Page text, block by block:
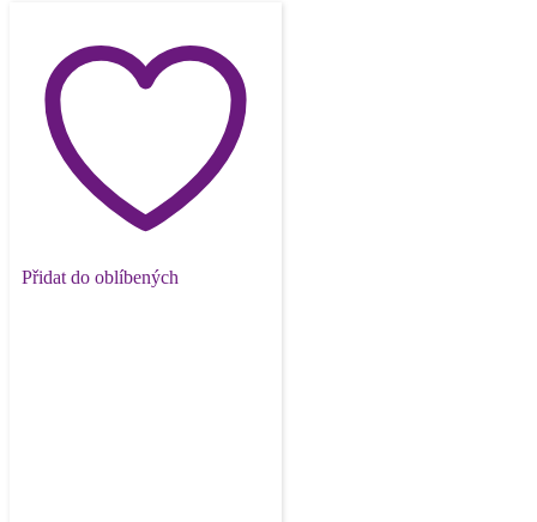
Přidat do oblíbených